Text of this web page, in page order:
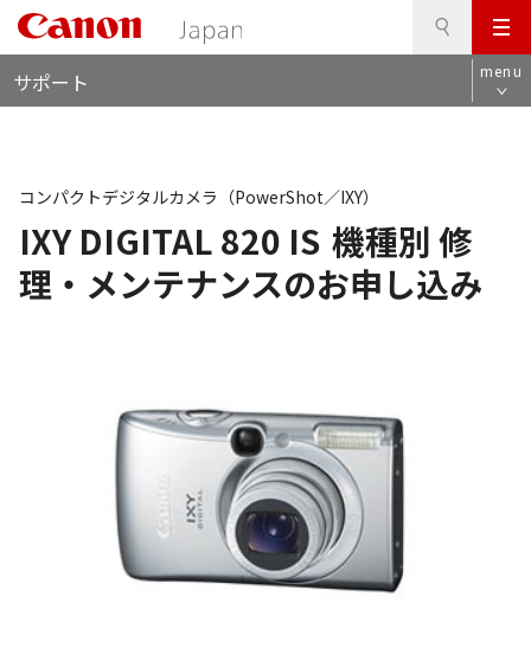
メ
ニ
ュ
サポート menu
IXY DIGITAL 820 IS 機種別 修
理・メンテナンスのお申し込み
コンパクトデジタルカメラ（PowerShot／IXY）